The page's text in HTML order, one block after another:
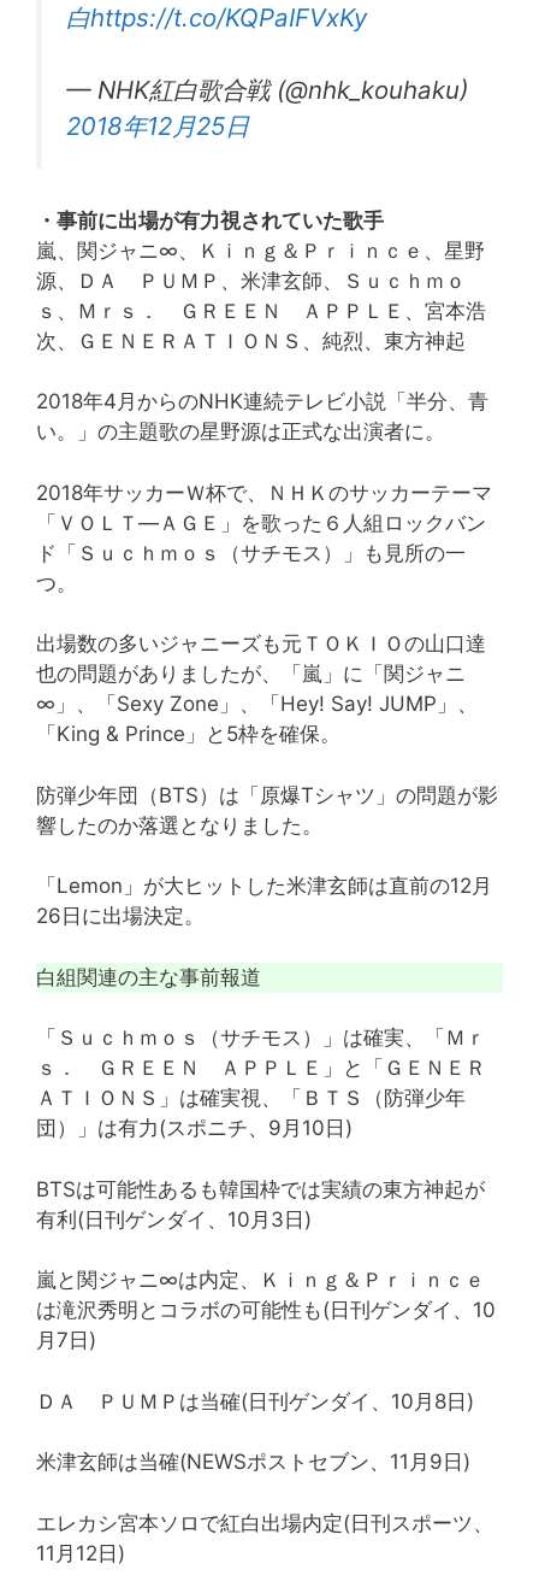
白https://t.co/KQPaIFVxKy
— NHK紅白歌合戦 (@nhk_kouhaku)
2018年12月25日
・事前に出場が有力視されていた歌手
嵐、関ジャニ∞、Ｋｉｎｇ＆Ｐｒｉｎｃｅ、星野
源、ＤＡ ＰＵＭＰ、米津玄師、Ｓｕｃｈｍｏ
ｓ、Ｍｒｓ． ＧＲＥＥＮ ＡＰＰＬＥ、宮本浩
次、ＧＥＮＥＲＡＴＩＯＮＳ、純烈、東方神起
2018年4月からのNHK連続テレビ小説「半分、青
い。」の主題歌の星野源は正式な出演者に。
2018年サッカーＷ杯で、ＮＨＫのサッカーテーマ
「ＶＯＬＴ―ＡＧＥ」を歌った６人組ロックバン
ド「Ｓｕｃｈｍｏｓ（サチモス）」も見所の一
つ。
出場数の多いジャニーズも元ＴＯＫＩＯの山口達
也の問題がありましたが、「嵐」に「関ジャニ
∞」、「Sexy Zone」、「Hey! Say! JUMP」、
「King & Prince」と5枠を確保。
防弾少年団（BTS）は「原爆Tシャツ」の問題が影
響したのか落選となりました。
「Lemon」が大ヒットした米津玄師は直前の12月
26日に出場決定。
白組関連の主な事前報道
「Ｓｕｃｈｍｏｓ（サチモス）」は確実、「Ｍｒ
ｓ． ＧＲＥＥＮ ＡＰＰＬＥ」と「ＧＥＮＥＲ
ＡＴＩＯＮＳ」は確実視、「ＢＴＳ（防弾少年
団）」は有力(スポニチ、9月10日)
BTSは可能性あるも韓国枠では実績の東方神起が
有利(日刊ゲンダイ、10月3日)
嵐と関ジャニ∞は内定、Ｋｉｎｇ＆Ｐｒｉｎｃｅ
は滝沢秀明とコラボの可能性も(日刊ゲンダイ、10
月7日)
ＤＡ ＰＵＭＰは当確(日刊ゲンダイ、10月8日)
米津玄師は当確(NEWSポストセブン、11月9日)
エレカシ宮本ソロで紅白出場内定(日刊スポーツ、
11月12日)